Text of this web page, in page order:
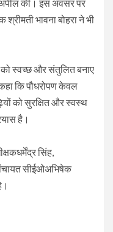
की। इस अवसर पर
भावना बोहरा ने भी
को स्वच्छ और संतुलित बनाए
कि पौधरोपण केवल
को सुरक्षित और स्वस्थ
है।
सिंह,
सीईओअभिषेक